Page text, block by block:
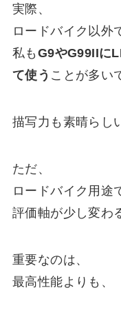
実際、
ロードバイク以外
私も G9やG99IIに
て使う ことが多い
描写力も素晴らし
ただ、
ロードバイク用途
評価軸が少し変わ
重要なのは、
最高性能よりも、